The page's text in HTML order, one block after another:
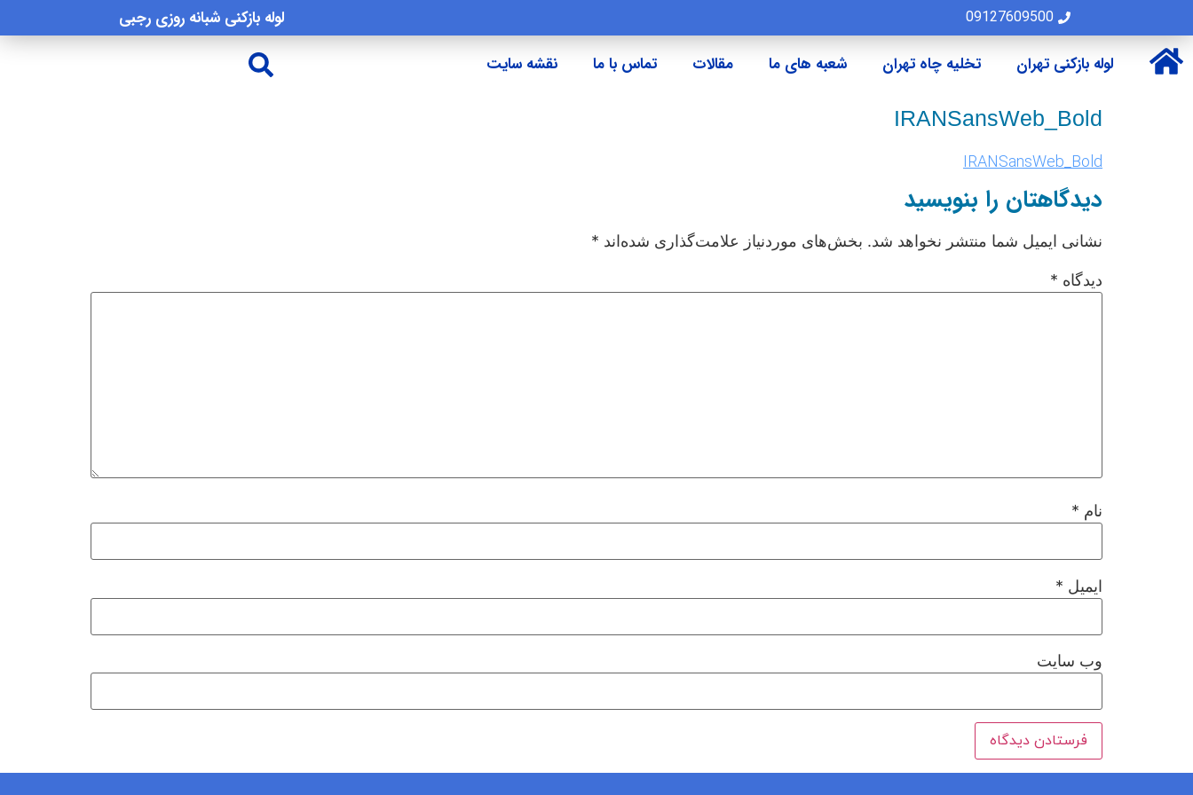
09127609500
لوله بازکنی شبانه روزی رجبی
لوله بازکنی تهران
تخلیه چاه تهران شعبه های ما مقالات تماس با ما نقشه سایت
IRANSansWeb_Bold
IRANSansWeb_Bold
دیدگاهتان را بنویسید
نشانی ایمیل شما منتشر نخواهد شد. بخش‌های موردنیاز علامت‌گذاری شده‌اند *
دیدگاه *
نام *
ایمیل *
وب‌ سایت